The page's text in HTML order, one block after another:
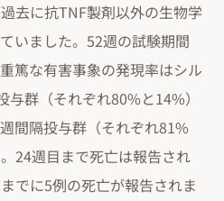
去に抗TNF製剤以外の生物学
いました。52週の試験期間
篤な有害事象の発現率はシル
群（それぞれ80%と14%）
間隔投与群（それぞれ81%
24週目まで死亡は報告され
でに5例の死亡が報告されま